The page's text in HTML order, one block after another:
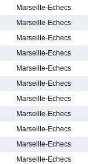
Marseille-Echecs
Marseille-Echecs
Marseille-Echecs
Marseille-Echecs
Marseille-Echecs
Marseille-Echecs
Marseille-Echecs
Marseille-Echecs
Marseille-Echecs
Marseille-Echecs
Marseille-Echecs